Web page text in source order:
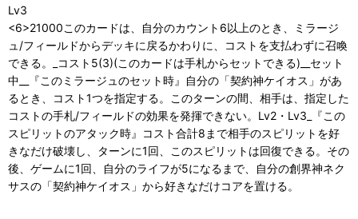
Lv3
<6>21000このカードは、自分のカウント6以上のとき、ミラージ
ュ/フィールドからデッキに戻るかわりに、コストを支払わずに召喚
できる。_コスト5(3)(このカードは手札からセットできる)__セット
中__『このミラージュのセット時』自分の「契約神ケイオス」があ
るとき、コスト1つを指定する。このターンの間、相手は、指定した
コストの手札/フィールドの効果を発揮できない。Lv2・Lv3_『この
スピリットのアタック時』コスト合計8まで相手のスピリットを好
きなだけ破壊し、ターンに1回、このスピリットは回復できる。その
後、ゲームに1回、自分のライフが5になるまで、自分の創界神ネク
サスの「契約神ケイオス」から好きなだけコアを置ける。